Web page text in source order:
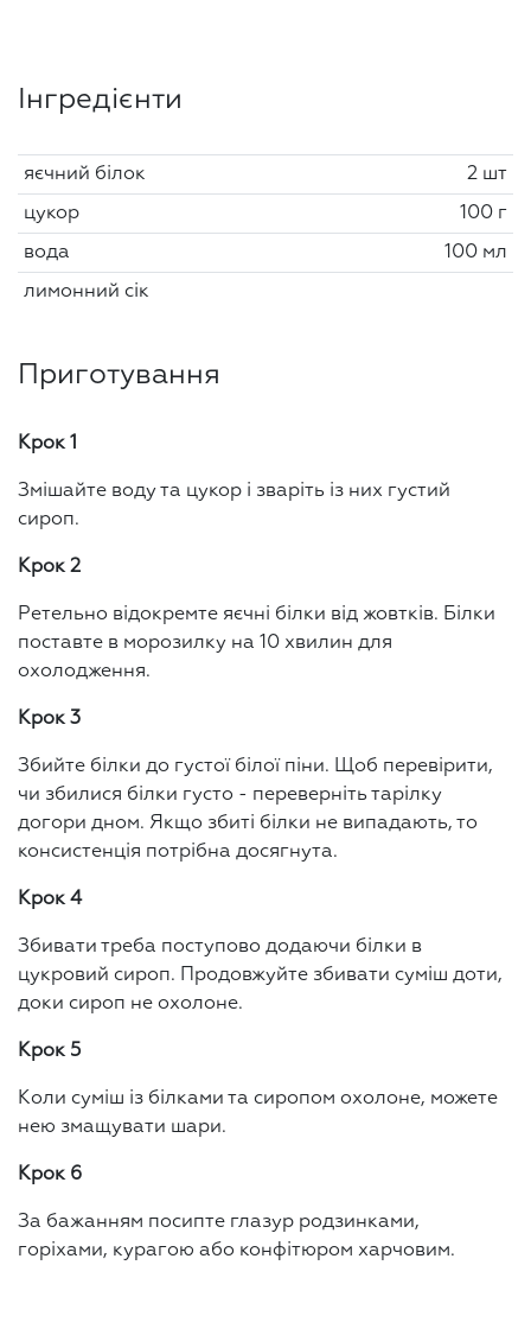
Інгредієнти
яєчний білок 2 шт
цукор 100 г
вода 100 мл
лимонний сік
Приготування
Крок 1
Змішайте воду та цукор і зваріть із них густий
сироп.
Крок 2
Ретельно відокремте яєчні білки від жовтків. Білки
поставте в морозилку на 10 хвилин для
охолодження.
Крок 3
Збийте білки до густої білої піни. Щоб перевірити,
чи збилися білки густо - переверніть тарілку
догори дном. Якщо збиті білки не випадають, то
консистенція потрібна досягнута.
Крок 4
Збивати треба поступово додаючи білки в
цукровий сироп. Продовжуйте збивати суміш доти,
доки сироп не охолоне.
Крок 5
Коли суміш із білками та сиропом охолоне, можете
нею змащувати шари.
Крок 6
За бажанням посипте глазур родзинками,
горіхами, курагою або конфітюром харчовим.